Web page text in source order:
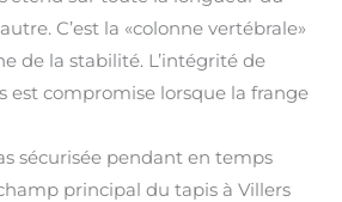
C’est la «colonne vertébrale»
de la stabilité. L’intégrité de
est compromise lorsque la frange
sécurisée pendant en temps
principal du tapis à Villers